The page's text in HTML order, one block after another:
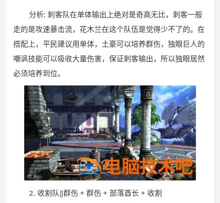
分析: 刺客队在单体输出上绝对是奇高无比，刺客一般
走的是攻速暴击流，花木兰在这个队伍是觉得少不了的。在
搭配上，平民建议用单体，土豪可以培养群伤，独眼巨人的
嘲讽技能可以吸收大量伤害，保证刺客输出，所以独眼居然
必须培养到位。
2. 收割队‖群伤 + 群伤 + 部落酋长 + 收割